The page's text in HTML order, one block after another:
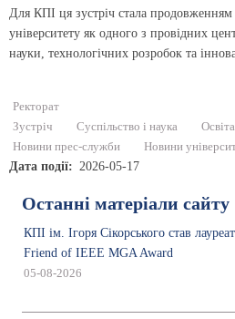
Для КПІ ця зустріч стала продовженням
університету як одного з провідних
науки, технологічних розробок та
Ректорат
Зустріч
Суспільство і наука
Новини прес-служби
Новини
Дата події 2026-05-17
Останні матеріали сайту
КПІ ім. Ігоря Сікорського став
Friend of IEEE MGA Award
05-08-2026